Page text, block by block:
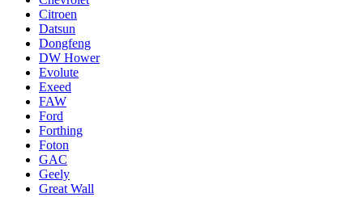
Citroen
Datsun
Dongfeng
DW Hower
Evolute
Exeed
FAW
Ford
Forthing
Foton
GAC
Geely
Great Wall